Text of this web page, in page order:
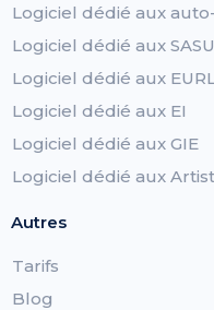
Logiciel dédié aux
Logiciel dédié aux
Logiciel dédié aux
Logiciel dédié aux EI
Logiciel dédié aux GIE
Logiciel dédié aux
Autres
Tarifs
Blog